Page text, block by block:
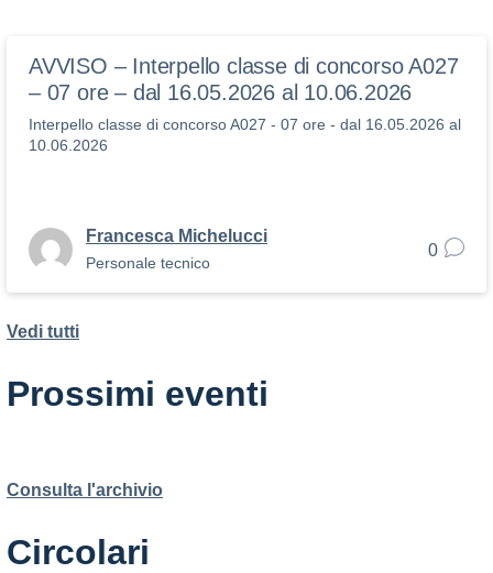
AVVISO – Interpello classe di concorso A027
– 07 ore – dal 16.05.2026 al 10.06.2026
Interpello classe di concorso A027 - 07 ore - dal 16.05.2026 al
10.06.2026
Francesca Michelucci
Personale tecnico
0
Vedi tutti
Prossimi eventi
Consulta l'archivio
Circolari